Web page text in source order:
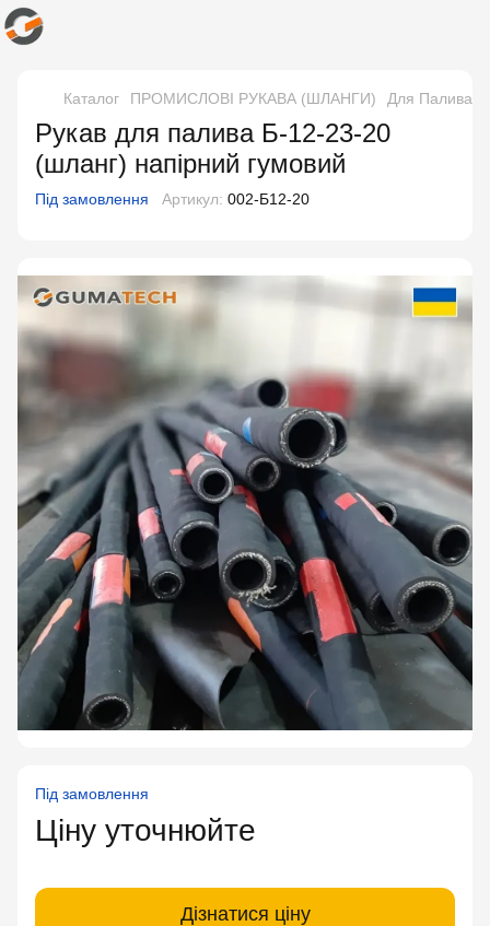
Каталог ПРОМИСЛОВІ РУКАВА (ШЛАНГИ) Для Палива і
Рукав для палива Б-12-23-20
(шланг) напірний гумовий
Під замовлення Артикул: 002-Б12-20
Під замовлення
Ціну уточнюйте
Дізнатися ціну